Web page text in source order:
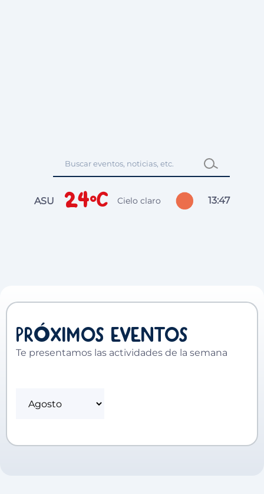
ASU 24°C Cielo claro 13:47
Próximos eventos
Te presentamos las actividades de la semana